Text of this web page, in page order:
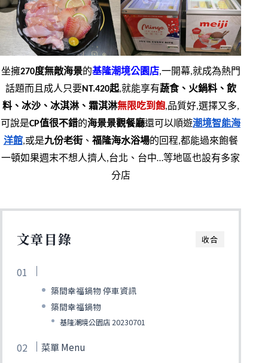
坐擁270度無敵海景的基隆潮境公園店,一開幕,就成為熱門
話題而且成人只要NT.420起,就能享有蔬食、火鍋料、飲
料、冰沙、冰淇淋、霜淇淋無限吃到飽,品質好,選擇又多,
可說是CP值很不錯的海景景觀餐廳還可以順遊潮境智能海
洋館,或是九份老街、 福隆海水浴場的回程,都能過來飽餐
一頓如果週末不想人擠人,台北、台中…等地區也設有多家
分店
收合
文章目錄
築間幸福鍋物 停車資訊
築間幸福鍋物
基隆潮境公園店 20230701
菜單 Menu